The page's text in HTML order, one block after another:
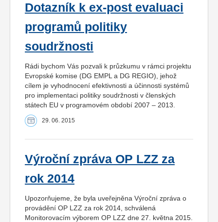
Dotazník k ex-post evaluaci
programů politiky
soudržnosti
Rádi bychom Vás pozvali k průzkumu v rámci projektu
Evropské komise (DG EMPL a DG REGIO), jehož
cílem je vyhodnocení efektivnosti a účinnosti systémů
pro implementaci politiky soudržnosti v členských
státech EU v programovém období 2007 – 2013.
29. 06. 2015
Výroční zpráva OP LZZ za
rok 2014
Upozorňujeme, že byla uveřejněna Výroční zpráva o
provádění OP LZZ za rok 2014, schválená
Monitorovacím výborem OP LZZ dne 27. května 2015.